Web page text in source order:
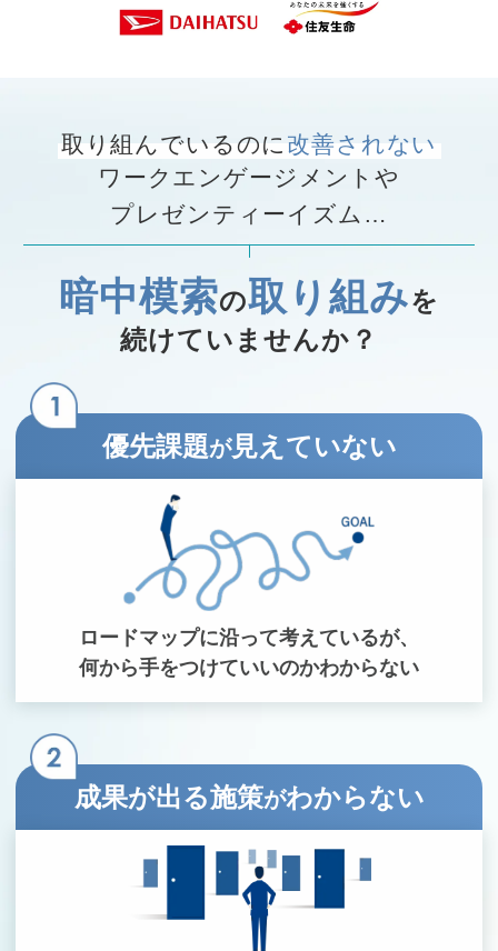
取り組んでいるのに改善されない
ワークエンゲージメントや
プレゼンティーイズム…
暗中模索の取り組みを
続けていませんか？
優先課題が見えていない
ロードマップに沿って考えているが、
何から手をつけていいのかわからない
成果が出る施策がわからない